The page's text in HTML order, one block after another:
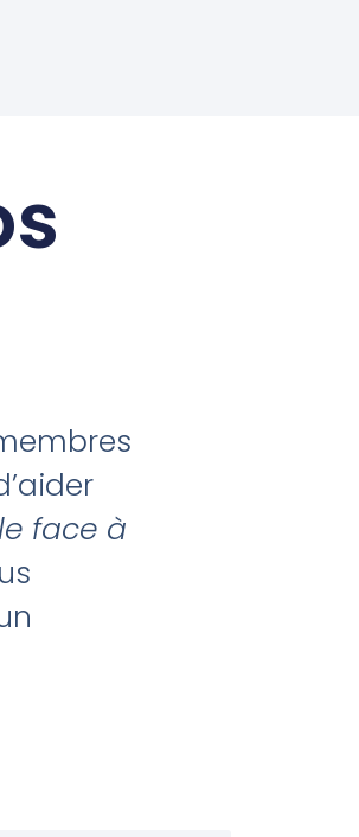
face à